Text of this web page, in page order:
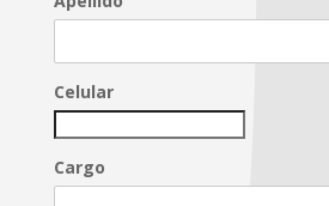
Celular
Cargo